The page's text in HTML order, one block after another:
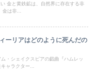
金と黄鉄鉱は、自然界に存在する非
は非...
ーリアはどのように死んだの
・シェイクスピアの戯曲『ハムレッ
ャラクター...